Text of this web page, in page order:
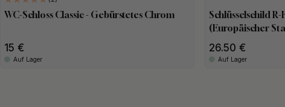
WC-Schloss Classic - Gebürstetes Chrom
15 €
Auf Lager
Schlüsselschild
(Europäischer
26.50 €
Auf Lager